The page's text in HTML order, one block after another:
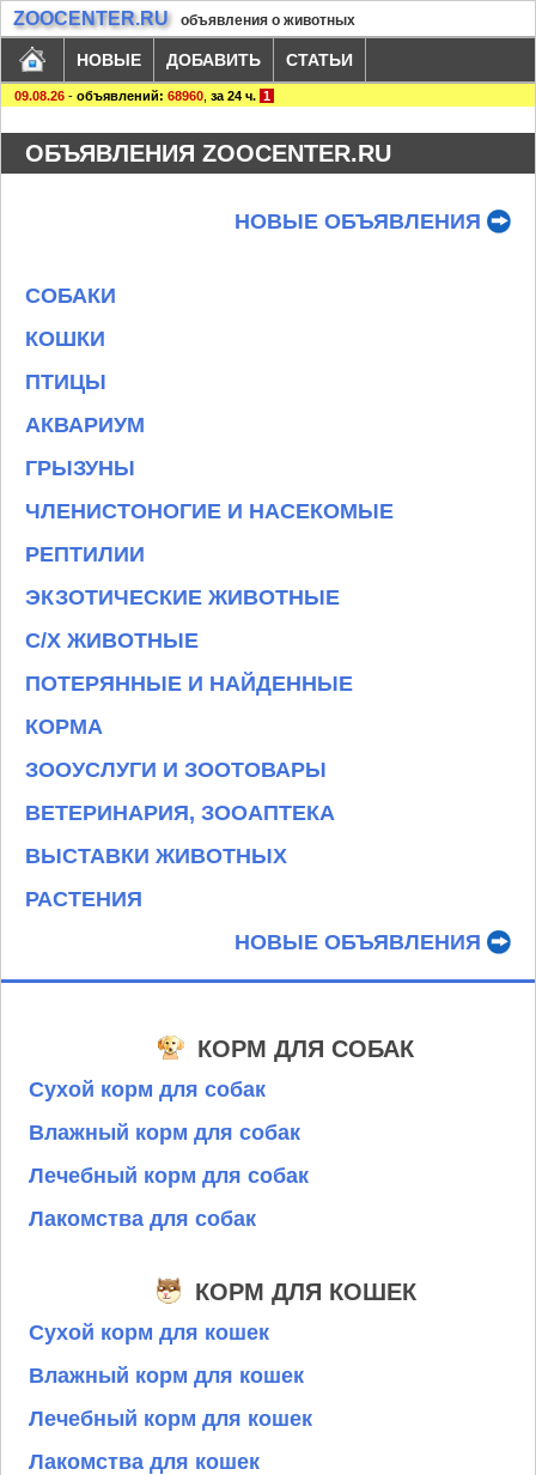
ZOOCENTER.RU объявления о животных
НОВЫЕ ДОБАВИТЬ СТАТЬИ
09.08.26 - объявлений: 68960 за 24 ч. 1
ОБЪЯВЛЕНИЯ ZOOCENTER.RU
НОВЫЕ ОБЪЯВЛЕНИЯ
СОБАКИ
КОШКИ
ПТИЦЫ
АКВАРИУМ
ГРЫЗУНЫ
ЧЛЕНИСТОНОГИЕ И НАСЕКОМЫЕ
РЕПТИЛИИ
ЭКЗОТИЧЕСКИЕ ЖИВОТНЫЕ
С/Х ЖИВОТНЫЕ
ПОТЕРЯННЫЕ И НАЙДЕННЫЕ
КОРМА
ЗООУСЛУГИ И ЗООТОВАРЫ
ВЕТЕРИНАРИЯ, ЗООАПТЕКА
ВЫСТАВКИ ЖИВОТНЫХ
РАСТЕНИЯ
НОВЫЕ ОБЪЯВЛЕНИЯ
КОРМ ДЛЯ СОБАК
Сухой корм для собак
Влажный корм для собак
Лечебный корм для собак
Лакомства для собак
КОРМ ДЛЯ КОШЕК
Сухой корм для кошек
Влажный корм для кошек
Лечебный корм для кошек
Лакомства для кошек